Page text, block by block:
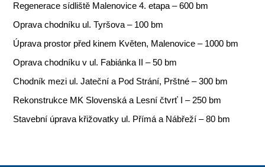
Regenerace sídliště Malenovice 4. etapa – 600 bm
Oprava chodníku ul. Tyršova – 100 bm
Úprava prostor před kinem Květen, Malenovice – 1000 bm
Oprava chodníku v ul. Fabiánka II – 50 bm
Chodník mezi ul. Jateční a Pod Strání, Prštné – 300 bm
Rekonstrukce MK Slovenská a Lesní čtvrť I – 250 bm
Stavební úprava křižovatky ul. Přímá a Nábřeží – 80 bm